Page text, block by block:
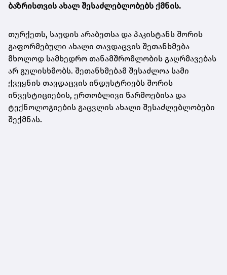
ბაზრისთვის ახალ შესაძლებლობებს ქმნის.
თურქეთს, საუდის არაბეთსა და პაკისტანს შორის
გაფორმებული ახალი თავდაცვის შეთანხმება
მხოლოდ სამხედრო თანამშრომლობის გაღრმავებას
არ გულისხმობს. შეთანხმებამ შესაძლოა სამი
ქვეყნის თავდაცვის ინდუსტრიებს შორის
ინვესტიციების, ერთობლივი წარმოებისა და
ტექნოლოგიების გაცვლის ახალი შესაძლებლობები
შექმნას.